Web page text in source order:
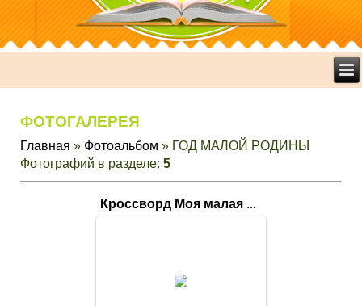
ФОТОГАЛЕРЕЯ
Главная » Фотоальбом » ГОД МАЛОЙ РОДИНЫ
Фотографий в разделе:5
Кроссворд Моя малая родина
Ольшанская библиотека-филиал
№19